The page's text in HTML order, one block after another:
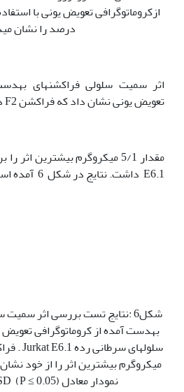
درصد را نشان می‫دهد.
اثر
تعویض یونی نشان داد که فراکشن F2 در
E6.1 داشت. نتایج در شکل 6 آمده است.
میکروگرم بیشترین اثر را از خود
نمودار معادل Mean ±SD (P ≤ 0.05) است.